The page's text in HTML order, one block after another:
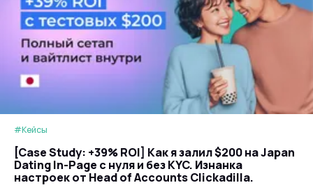
#Кейсы
[Case Study: +39% ROI] Как я залил $200 на Japan
Dating In-Page с нуля и без KYC. Изнанка
настроек от Head of Accounts Clickadilla.